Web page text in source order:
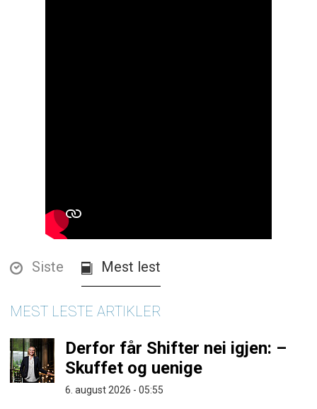
Siste Mest lest
MEST LESTE ARTIKLER
Derfor får Shifter nei igjen: –
Skuffet og uenige
6. august 2026 - 05:55